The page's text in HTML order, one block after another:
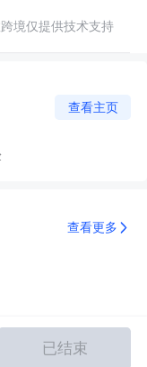
境仅提供技术支持
查看主页
查看更多
已结束